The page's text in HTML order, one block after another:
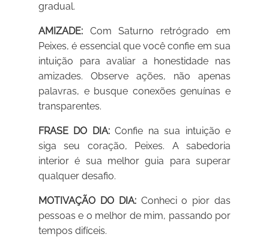
gradual.
AMIZADE: Com Saturno retrógrado em
Peixes, é essencial que você confie em sua
intuição para avaliar a honestidade nas
amizades. Observe ações, não apenas
palavras, e busque conexões genuínas e
transparentes.
FRASE DO DIA:Confie na sua intuição e
siga seu coração, Peixes. A sabedoria
interior é sua melhor guia para superar
qualquer desafio.
MOTIVAÇÃO DO DIA:Conheci o pior das
pessoas e o melhor de mim, passando por
tempos difíceis.